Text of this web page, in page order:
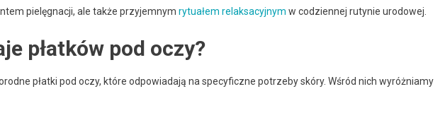
pielęgnacji, ale także przyjemnym rytuałem relaksacyjnym w codziennej rutynie urodowej.
płatków pod oczy?
płatki pod oczy, które odpowiadają na specyficzne potrzeby skóry. Wśród nich wyróżniamy